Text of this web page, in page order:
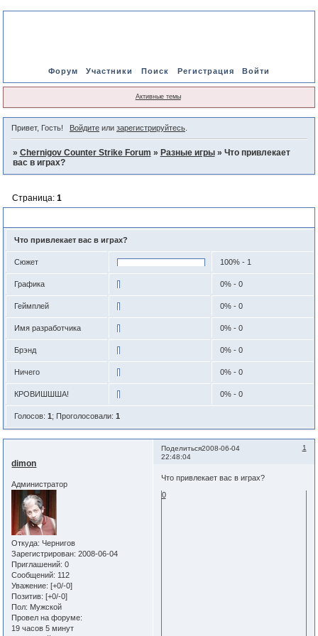
Форум Участники Поиск Регистрация Войти
Активные темы
Привет, Гость! Войдитеили зарегистрируйтесь.
» Chernigov Counter Strike Forum » Разные игры » Что привлекает
вас в играх?
Страница: 1
Что привлекает вас в играх?
Сюжет 100% - 1
Графика 0% - 0
Геймплей 0% - 0
Имя разработчика 0% - 0
Брэнд 0% - 0
Ничего 0% - 0
КРОВИШШША! 0% - 0
Голосов: 1; Проголосовали: 1
Поделиться 1
2008-06-04
22:48:04
dimon
Администратор
Откуда: Чернигов
Зарегистрирован: 2008-06-04
Приглашений: 0
Сообщений: 112
Уважение: [+0/-0]
Позитив: [+0/-0]
Пол: Мужской
Провел на форуме:
19 часов 5 минут
Что привлекает вас в играх?
0